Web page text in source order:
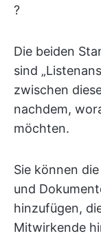
?
Die beiden
sind
zwischen
nachdem,
möchten.
Sie können
und
hinzufügen,
Mitwirkende